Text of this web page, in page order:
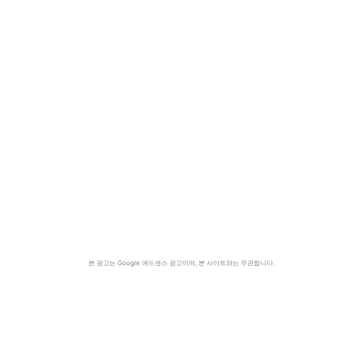
본 광고는 Google 애드센스 광고이며, 본 사이트와는 무관합니다.